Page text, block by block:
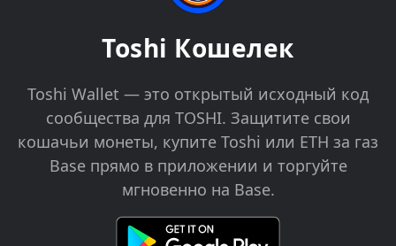
Toshi Кошелек
Toshi Wallet — это открытый исходный код
сообщества для TOSHI. Защитите свои
кошачьи монеты, купите Toshi или ETH за газ
Base прямо в приложении и торгуйте
мгновенно на Base.